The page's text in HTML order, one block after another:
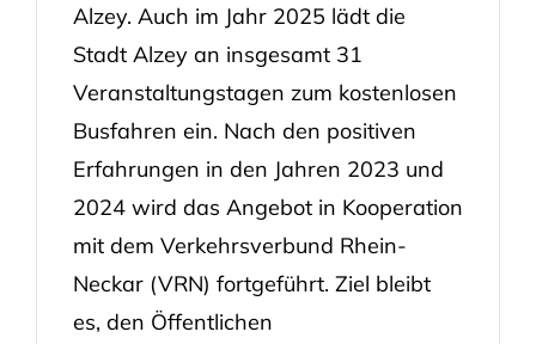
Alzey. Auch im Jahr 2025 lädt die
Stadt Alzey an insgesamt 31
Veranstaltungstagen zum kostenlosen
Busfahren ein. Nach den positiven
Erfahrungen in den Jahren 2023 und
2024 wird das Angebot in Kooperation
mit dem Verkehrsverbund Rhein-
Neckar (VRN) fortgeführt. Ziel bleibt
es, den Öffentlichen